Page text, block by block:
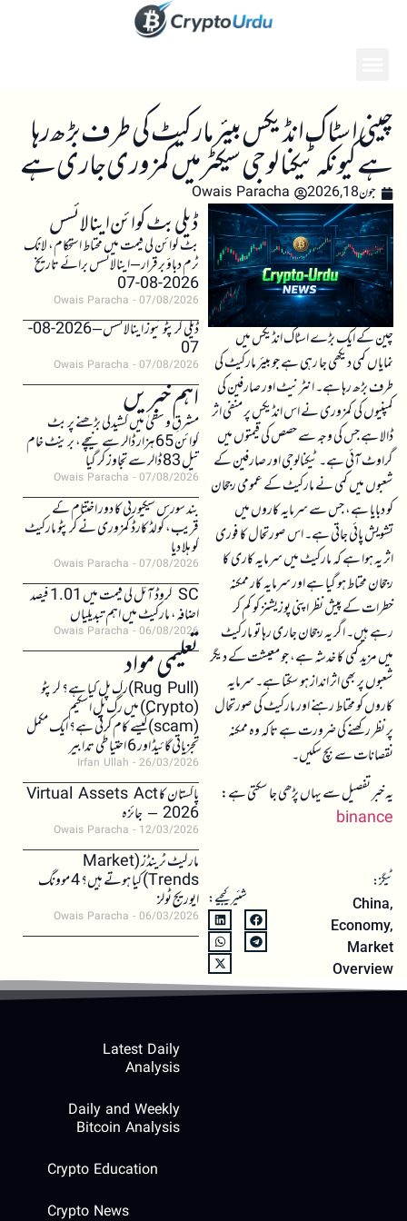
چینی اسٹاک انڈیکس بیئر مارکیٹ کی طرف بڑھ رہا
ہے کیونکہ ٹیکنالوجی سیکٹر میں کمزوری جاری ہے
جون 18, 2026 Owais Paracha
چین کے ایک بڑے اسٹاک انڈیکس میں
نمایاں کمی دیکھی جا رہی ہے جو بیئر مارکیٹ کی
طرف بڑھ رہا ہے۔ انٹرنیٹ اور صارفین کی
کمپنیوں کی کمزوری نے اس انڈیکس پر منفی اثر
ڈالا ہے جس کی وجہ سے حصص کی قیمتوں میں
گراوٹ آئی ہے۔ ٹیکنالوجی اور صارفین کے
شعبوں میں کمی نے مارکیٹ کے عمومی رجحان
کو دبایا ہے، جس سے سرمایہ کاروں میں
تشویش پائی جاتی ہے۔ اس صورتحال کا فوری
اثر یہ ہوا ہے کہ مارکیٹ میں سرمایہ کاری کا
رجحان محتاط ہو گیا ہے اور سرمایہ کار ممکنہ
خطرات کے پیش نظر اپنی پوزیشنز کو کم کر
رہے ہیں۔ اگر یہ رجحان جاری رہا تو مارکیٹ
میں مزید کمی کا خدشہ ہے، جو معیشت کے دیگر
شعبوں پر بھی اثر انداز ہو سکتا ہے۔ سرمایہ
کاروں کو محتاط رہنے اور مارکیٹ کی صورتحال
پر نظر رکھنے کی ضرورت ہے تاکہ وہ ممکنہ
نقصانات سے بچ سکیں۔
یہ خبر تفصیل سے یہاں پڑھی جا سکتی ہے:
binance
ٹیگز:
China,
Economy,
Market
Overview
شئیر کیجیے:
ڈیلی بٹ کوائن اینالائسس
بٹ کوائن کی قیمت میں محتاط استحکام، لانگ
ٹرم دباؤ برقرار – اینالائسس برائے تاریخ
2026-08-07
Owais Paracha 07/08/2026
ڈیلی کرپٹو نیوز اینالائسس – 2026-08-
07
Owais Paracha 07/08/2026
اہم خبریں
مشرقِ وسطیٰ میں کشیدگی بڑھنے پر بٹ
کوائن 65 ہزار ڈالر سے نیچے، برینٹ خام
تیل 83 ڈالر سے تجاوز کر گیا
Owais Paracha 07/08/2026
بند سورس سیکیورٹی کا دور اختتام کے
قریب، کولڈ کارڈ کمزوری نے کرپٹو مارکیٹ
کو ہلا دیا
Owais Paracha 07/08/2026
SC کروڈ آئل کی قیمت میں 1.01 فیصد
اضافہ، مارکیٹ میں اہم تبدیلیاں
Owais Paracha 06/08/2026
تعلیمی مواد(Rug Pull)رگ پل کیا ہے؟ کرپٹو
(Crypto) میں رگ پل اسکیم
(scam)کیسے کام کرتی ہے؟ ایک مکمل
تجزیاتی گائیڈ اور 6 احتیاطی تدابیر
Irfan Ullah 26/03/2026
پاکستان کا Virtual Assets Act
2026 – جائزہ
Owais Paracha 12/03/2026
مارکیٹ ٹرینڈز (Market
Trends) کیا ہوتے ہیں؟ 4 موونگ
ایوریج ٹولز
Owais Paracha 06/03/2026
Latest Daily
Analysis
Daily and Weekly
Bitcoin Analysis
Crypto Education
Crypto News